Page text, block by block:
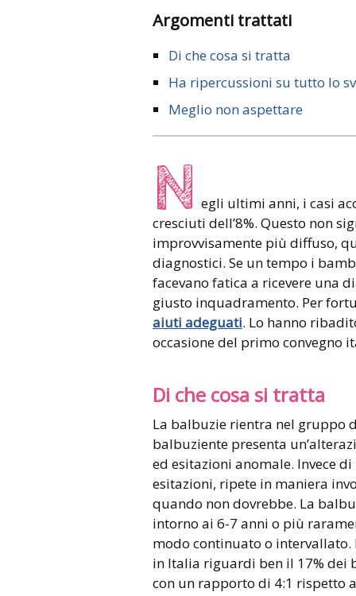
Argomenti trattati
Di che cosa si tratta
Ha ripercussioni su tutto lo
Meglio non aspettare
N egli ultimi anni, i casi
cresciuti dell’8%. Questo non
improvvisamente più diffuso,
diagnostici. Se un tempo i
facevano fatica a ricevere una
giusto inquadramento. Per
aiuti adeguati. Lo hanno
occasione del primo convegno
Di che cosa si tratta
La balbuzie rientra nel gruppo
balbuziente presenta
ed esitazioni anomale. Invece
esitazioni, ripete in maniera
quando non dovrebbe. La
intorno ai 6-7 anni o più
modo continuato o
in Italia riguardi ben il 17% dei
con un rapporto di 4:1 rispetto